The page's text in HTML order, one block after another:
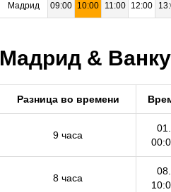
Мадрид 09:00 10:00 11:00 12:00
Мадрид &
Разница во времени
9 часа
8 часа